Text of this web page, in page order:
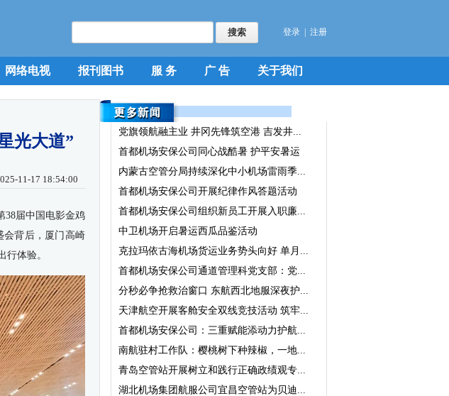
登录 注册
网络电视 报刊图书 服 务 广 告 关于我们
光大道”
11-17 18:54:00
38届中国电影金鸡
会背后，厦门高崎
行体验。
党旗领航融主业 井冈先锋筑空港 吉发井...
首都机场安保公司同心战酷暑 护平安暑运
内蒙古空管分局持续深化中小机场雷雨季...
首都机场安保公司开展纪律作风答题活动
首都机场安保公司组织新员工开展入职廉...
中卫机场开启暑运西瓜品鉴活动
克拉玛依古海机场货运业务势头向好 单月...
首都机场安保公司通道管理科党支部：党...
分秒必争抢救治窗口 东航西北地服深夜护...
天津航空开展客舱安全双线竞技活动 筑牢...
首都机场安保公司：三重赋能添动力护航...
南航驻村工作队：樱桃树下种辣椒，一地...
青岛空管站开展树立和践行正确政绩观专...
湖北机场集团航服公司宜昌空管站为贝迪...